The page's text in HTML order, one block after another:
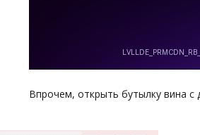
Впрочем, открыть бутылку вина с